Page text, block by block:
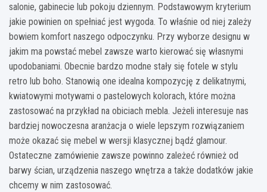
salonie, gabinecie lub pokoju dziennym. Podstawowym kryterium
jakie powinien on spełniać jest wygoda. To właśnie od niej zależy
bowiem komfort naszego odpoczynku. Przy wyborze designu w
jakim ma powstać mebel zawsze warto kierować się własnymi
upodobaniami. Obecnie bardzo modne stały się fotele w stylu
retro lub boho. Stanowią one idealna kompozycję z delikatnymi,
kwiatowymi motywami o pastelowych kolorach, które można
zastosować na przykład na obiciach mebla. Jeżeli interesuje nas
bardziej nowoczesna aranżacja o wiele lepszym rozwiązaniem
może okazać się mebel w wersji klasycznej bądź glamour.
Ostateczne zamówienie zawsze powinno zależeć również od
barwy ścian, urządzenia naszego wnętrza a także dodatków jakie
chcemy w nim zastosować.